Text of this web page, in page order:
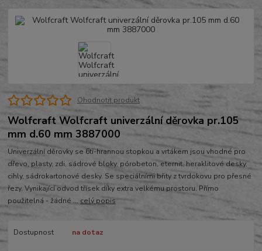
Ohodnotit produkt
Wolfcraft Wolfcraft univerzální děrovka pr.105
mm d.60 mm 3887000
Univerzální děrovky se 6ti-hrannou stopkou a vrtákem jsou vhodné pro
dřevo, plasty, zdi, sádrové bloky, pórobeton, eternit, heraklitové desky,
cihly, sádrokartonové desky. Se speciálními břity z tvrdokovu pro přesné
řezy. Vynikající odvod třísek díky extra velkému prostoru. Přímo
použitelná - žádné ... celý popis
Dostupnost na dotaz